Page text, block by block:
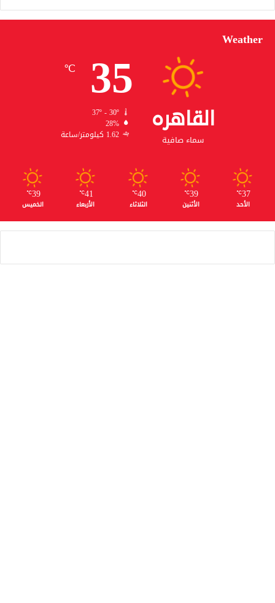
Weather
القاهره
سماء صافية
35
℃
37º - 30º
28%
1.62 كيلومتر/ساعة
37
℃
الأحد
39
℃
الأثنين
40
℃
الثلاثاء
41
℃
الأربعاء
39
℃
الخميس